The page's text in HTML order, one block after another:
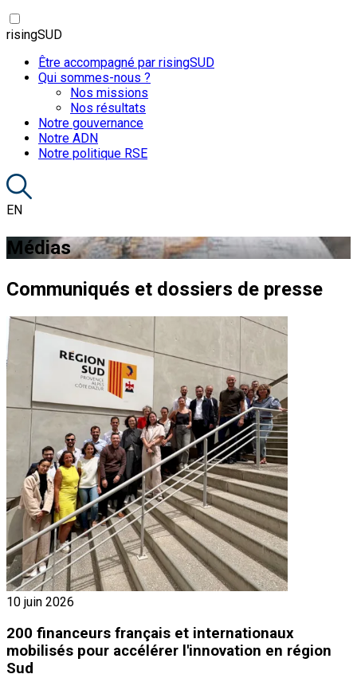
risingSUD
Être accompagné par risingSUD
Qui sommes-nous ?
Nos missions
Nos résultats
Notre gouvernance
Notre ADN
Notre politique RSE
EN
Médias
Communiqués et dossiers de presse
10 juin 2026
200 financeurs français et internationaux
mobilisés pour accélérer l'innovation en région
Sud